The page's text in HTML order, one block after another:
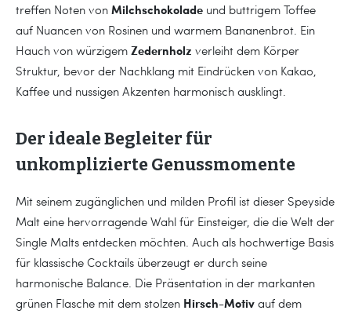
treffen Noten von Milchschokolade und buttrigem Toffee
auf Nuancen von Rosinen und warmem Bananenbrot. Ein
Hauch von würzigem Zedernholz verleiht dem Körper
Struktur, bevor der Nachklang mit Eindrücken von Kakao,
Kaffee und nussigen Akzenten harmonisch ausklingt.
Der ideale Begleiter für
unkomplizierte Genussmomente
Mit seinem zugänglichen und milden Profil ist dieser Speyside
Malt eine hervorragende Wahl für Einsteiger, die die Welt der
Single Malts entdecken möchten. Auch als hochwertige Basis
für klassische Cocktails überzeugt er durch seine
harmonische Balance. Die Präsentation in der markanten
grünen Flasche mit dem stolzen Hirsch-Motiv auf dem